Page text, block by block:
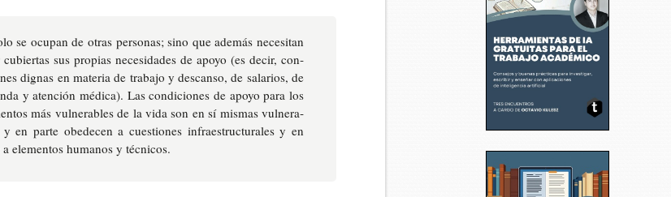
se ocu­pan de otras per­so­nas; sino que ade­más nece­si­tan
cubier­tas sus pro­pias nece­si­da­des de apoyo (es decir, con­
dig­nas en mate­ria de tra­ba­jo y des­can­so, de sala­rios, de
y aten­ción médi­ca). Las con­di­cio­nes de apoyo para los
más vul­ne­ra­bles de la vida son en sí mis­mas vul­ne­ra­
y en parte obe­de­cen a cues­tio­nes infra­es­truc­tu­ra­les y en
a ele­men­tos huma­nos y técnicos.